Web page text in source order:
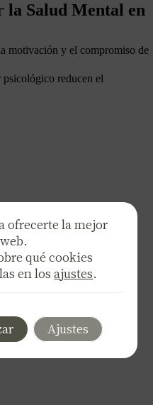
la Salud Mental en
motivación y el compromiso de
psicológico reducen el
ofrecerte la mejor
qué cookies
en losajustes.
Ajustes